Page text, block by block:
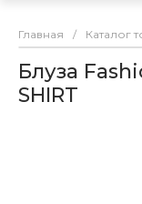
Главная / Каталог
Блуза
SHIRT